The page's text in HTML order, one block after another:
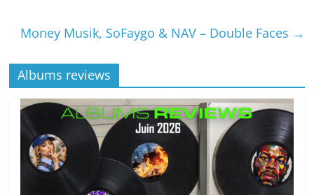
Money Musik, SoFaygo & NAV – Double Faces →
Albums reviews